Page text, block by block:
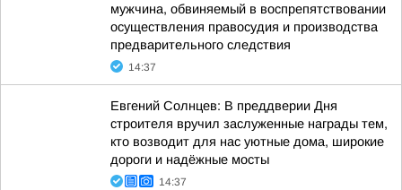
мужчина, обвиняемый в воспрепятствовании
осуществления правосудия и производства
предварительного следствия
14:37
Евгений Солнцев: В преддверии Дня
строителя вручил заслуженные награды тем,
кто возводит для нас уютные дома, широкие
дороги и надёжные мосты
14:37